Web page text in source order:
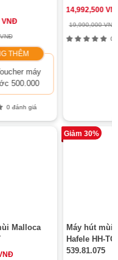
VNĐ
THÊM
máy
500.000
0 đánh giá
14,992,500
19,990,000 VNĐ
0
Malloca
Giảm 30%
Máy hút mùi
Hafele HH-
539.81.075